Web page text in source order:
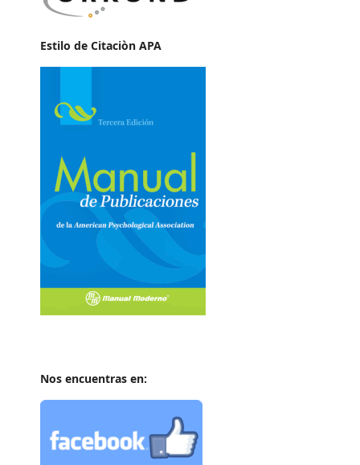
Estilo de Citaciòn APA
Nos encuentras en: